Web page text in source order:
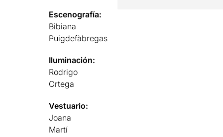
Escenografía:
Bibiana
Puigdefàbregas
Iluminación:
Rodrigo
Ortega
Vestuario:
Joana
Martí